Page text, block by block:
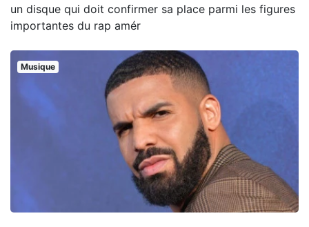
un disque qui doit confirmer sa place parmi les figures
importantes du rap amér
Musique